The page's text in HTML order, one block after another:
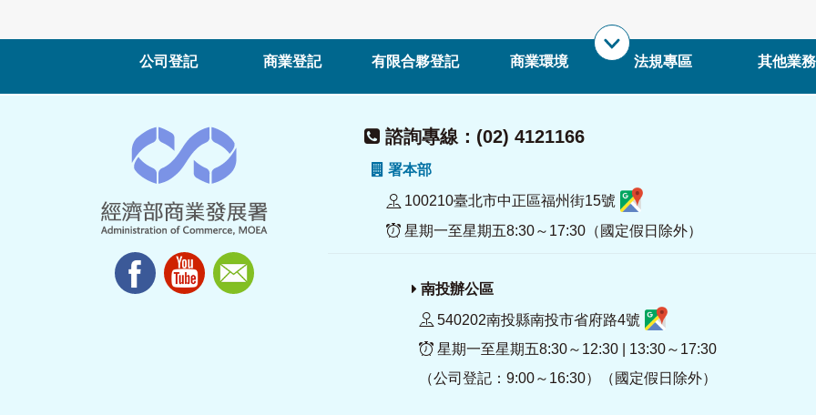
公司登記 商業登記 有限合夥登記 商業環境 法規專區 其他業務
諮詢專線：(02) 4121166
署本部
100210臺北市中正區福州街15號
星期一至星期五8:30～17:30（國定假日除外）
南投辦公區
540202南投縣南投市省府路4號
星期一至星期五8:30～12:30 | 13:30～17:30
（公司登記：9:00～16:30）（國定假日除外）